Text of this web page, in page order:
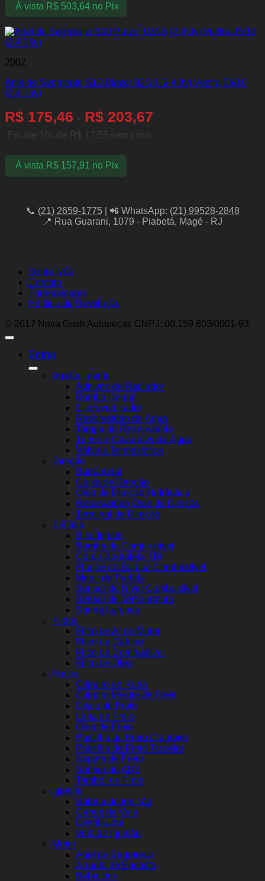
À vista R$503,64 no Pix
2002
Anel de Segmento S10 Blazer 02/16 (2.4 8v) Vectra 05/10
(2.4 16v)
R$ 175,46 - R$ 203,67
Em até 10x de R$ 17,55 sem juros
À vista R$157,91 no Pix
📞 (21) 2659-1775| 📲 WhatsApp: (21) 99528-2848
📍 Rua Guarani, 1079 - Piabetá, Magé - RJ
Sobre Nós
Contato
Fornecedores
Política de Devolução
© 2017 Nova Gush Autopeças CNPJ: 00.159.803/0001-93
Entrar
Arrefecimento
Aditivos de Radiador
Bomba Dágua
Eletroventilador
Reservatório de Água
Tampa do Reservatório
Tubos e Cavaletes de Água
Válvula Termostática
Direção
Barra Axial
Caixa de Direção
Óleo de Direção Hidráulica
Reservatório Óleo de Direção
Terminal de Direção
Elétrica
Bico Injetor
Bomba de Combustível
Corpo Borboleta TBI
Flange da Bomba Combustível
Motor de Partida
Sensor de Nível Combustível
Sensor de Temperatura
Sonda Lambda
Filtros
Filtro de Ar do Motor
Filtro de Cabine
Filtro de Combustível
Filtro de Óleo
Freios
Cilindro de Roda
Cilindro Mestre de Freio
Disco de Freio
Lona de Freio
Óleo de Freio
Pastilha de Freio Dianteiro
Pastilha de Freio Traseira
Sapata de Freio
Sensor do ABS
Tambor de Freio
Ignição
Bobina de Ignição
Cabos de Vela
Distribuidor
Vela de Ignição
Motor
Anel de Segmento
Arruela de Encosto
Balancins